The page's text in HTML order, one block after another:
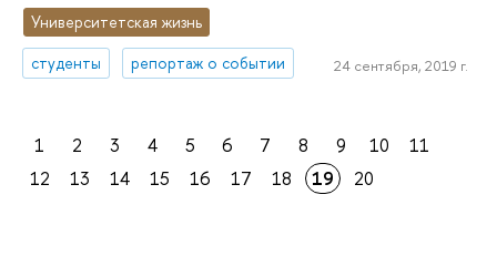
Университетская жизнь
студенты
репортаж о событии 24 сентября, 2019 г.
1 2 3 4 5 6 7 8 9 10
11
12
13 14 15 16 17 18 19 20